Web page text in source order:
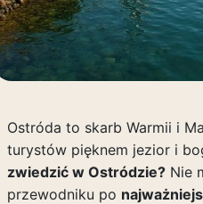
Ostróda to skarb Warmii i
turystów pięknem jezior i
zwiedzić w Ostródzie?Nie
przewodniku po